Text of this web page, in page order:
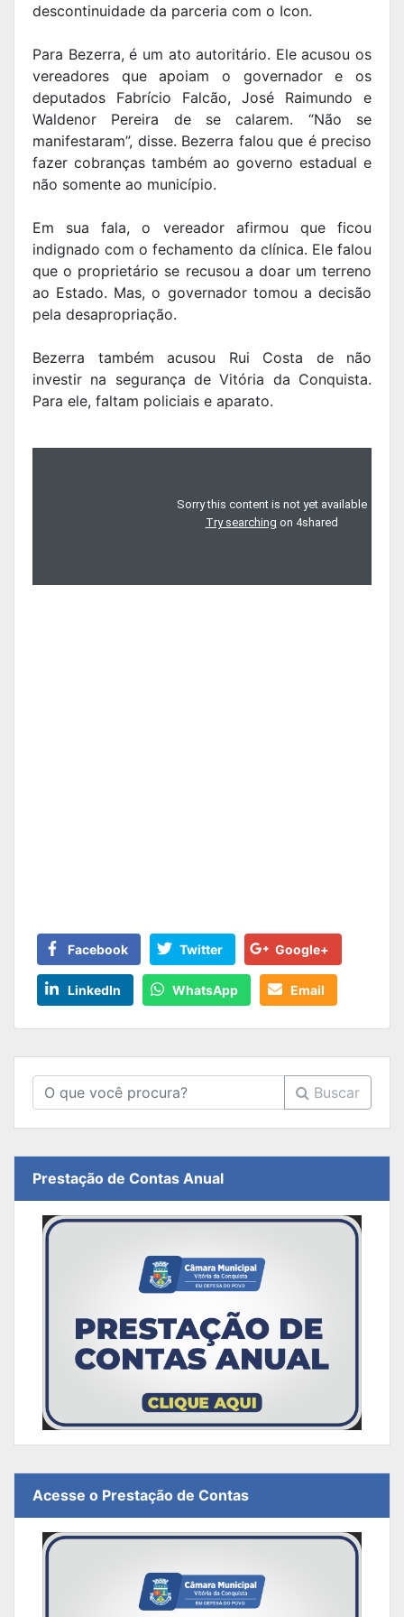
descontinuidade da parceria com o Icon.
Para Bezerra, é um ato autoritário. Ele acusou os
vereadores que apoiam o governador e os
deputados Fabrício Falcão, José Raimundo e
Waldenor Pereira de se calarem. “Não se
manifestaram”, disse. Bezerra falou que é preciso
fazer cobranças também ao governo estadual e
não somente ao município.
Em sua fala, o vereador afirmou que ficou
indignado com o fechamento da clínica. Ele falou
que o proprietário se recusou a doar um terreno
ao Estado. Mas, o governador tomou a decisão
pela desapropriação.
Bezerra também acusou Rui Costa de não
investir na segurança de Vitória da Conquista.
Para ele, faltam policiais e aparato.
Facebook Twitter Google+
LinkedIn WhatsApp Email
Buscar
Prestação de Contas Anual
Acesse o Prestação de Contas